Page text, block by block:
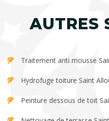
AUTRES
Traitement anti mousse
Hydrofuge toiture Saint
Peinture dessous de toit